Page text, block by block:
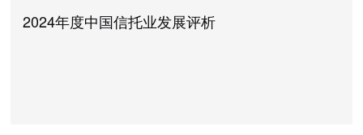
2024年度中国信托业发展评析